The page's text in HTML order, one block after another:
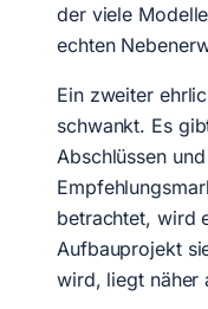
der viele
echten
Ein zweiter
schwankt. Es
Abschlüssen
betrachtet, wird
Aufbauprojekt
wird, liegt näher